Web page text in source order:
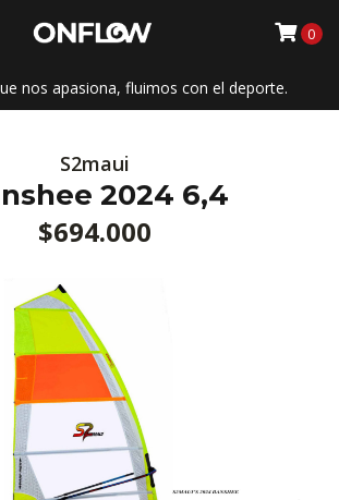
nos apasiona, fluimos con el deporte.
0
S2maui
2024 6,4
$694.000